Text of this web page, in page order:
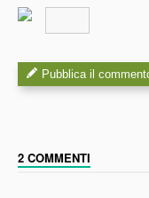
Pubblica il
2 COMMENTI